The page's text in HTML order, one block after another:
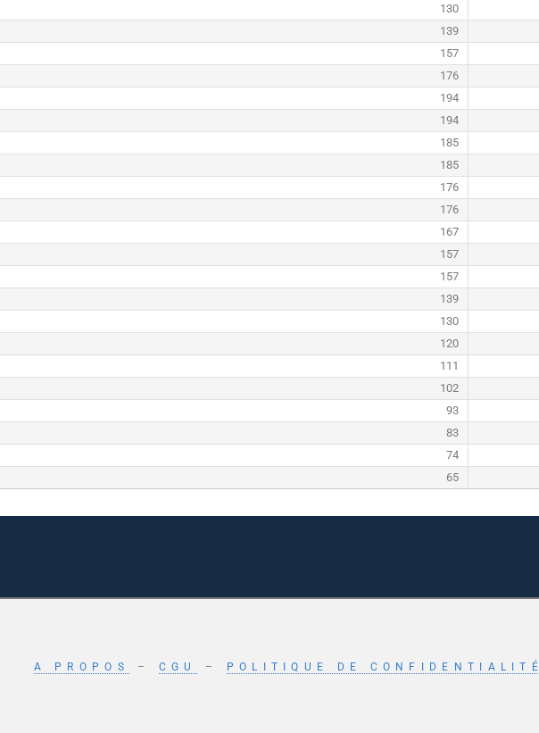
130
139
157
176
194
194
185
185
176
176
167
157
157
139
130
120
111
102
93
83
74
65
A PROPOS – CGU – POLITIQUE DE CONFIDENTIALITÉ